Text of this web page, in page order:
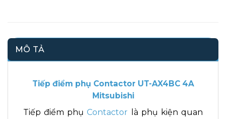
MÔ TẢ
Tiếp điểm phụ Contactor UT-AX4BC 4A
Mitsubishi
Tiếp điểm phụContactor là phụ kiện quan